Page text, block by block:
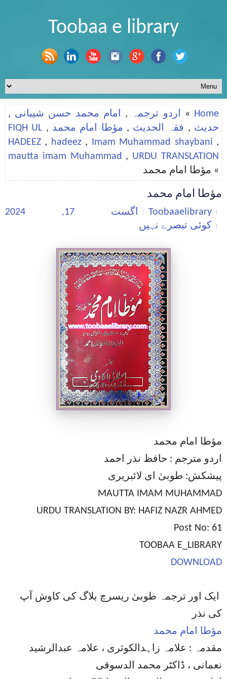
Toobaa e library
Home
» اردو ترجمہ , امام محمد حسن شیبانی ,
حدیث , فقہ الحدیث , مؤطا امام محمد ,
FIQH UL
HADEEZ , hadeez, Imam Muhammad shaybani ,
mautta imam Muhammad , URDU TRANSLATION
» مؤطا امام محمد
مؤطا امام محمد
Toobaaelibrary
اگست 17, 2024
کوئی تبصرے نہیں
مؤطا امام محمد
اردو مترجم : حافظ نذر احمد
پیشکش: طوبیٰ ای لائبریری
MAUTTA IMAM MUHAMMAD
URDU TRANSLATION BY: HAFIZ NAZR AHMED
Post No: 61
TOOBAA E_LIBRARY
DOWNLOAD
ایک اور ترجمہ طوبیٰ ریسرچ بلاگ کی کاوش آپ
کی نذر
مؤطا امام محمد
مقدمہ : علامہ زاہدالکوثری ، علامہ عبدالرشید
نعمانی ، ڈاکٹر محمد الدسوقی